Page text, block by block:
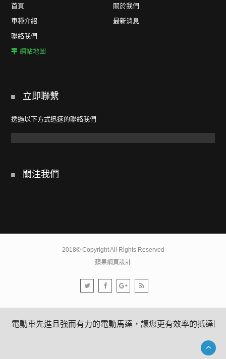
首頁
關於我們
車種介紹
最新消息
聯絡我們
網站地圖
立即聯繫
透過以下方式迅速的聯絡我們
關注我們
2018© Copyright All Rights Reserved
蘋果網頁設計
雄電動車先進且強而有力的電動馬達，讓您更有效率的抵達